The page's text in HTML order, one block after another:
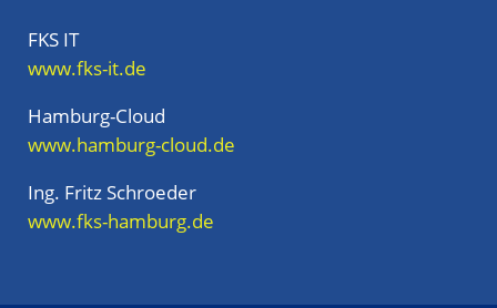
FKS IT
www.fks-it.de
Hamburg-Cloud
www.hamburg-cloud.de
Ing. Fritz Schroeder
www.fks-hamburg.de